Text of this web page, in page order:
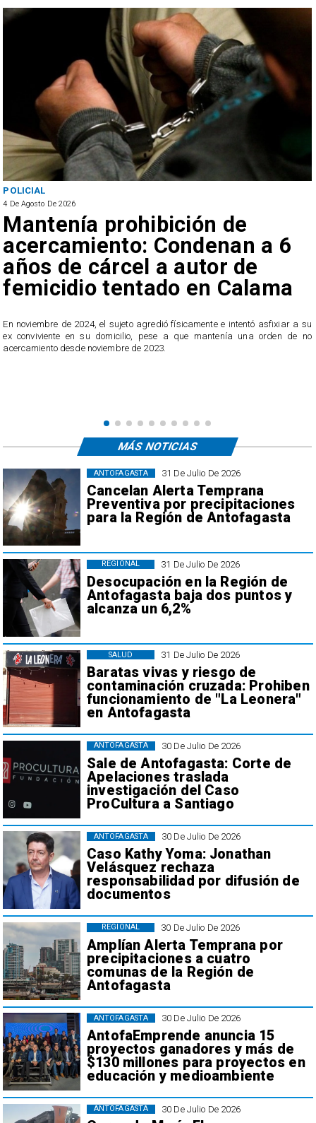
POLICIAL
4 De Agosto De 2026
Mantenía prohibición de
acercamiento: Condenan a 6
años de cárcel a autor de
femicidio tentado en Calama
En noviembre de 2024, el sujeto agredió físicamente e intentó asfixiar a su
ex conviviente en su domicilio, pese a que mantenía una orden de no
acercamiento desde noviembre de 2023.
31 De Julio De 2026
Cancelan Alerta Temprana
Preventiva por precipitaciones
para la Región de Antofagasta
ANTOFAGASTA
31 De Julio De 2026
Desocupación en la Región de
Antofagasta baja dos puntos y
alcanza un 6,2%
REGIONAL
31 De Julio De 2026
Baratas vivas y riesgo de
contaminación cruzada: Prohiben
funcionamiento de "La Leonera"
en Antofagasta
SALUD
30 De Julio De 2026
Sale de Antofagasta: Corte de
Apelaciones traslada
investigación del Caso
ProCultura a Santiago
ANTOFAGASTA
30 De Julio De 2026
Caso Kathy Yoma: Jonathan
Velásquez rechaza
responsabilidad por difusión de
documentos
ANTOFAGASTA
30 De Julio De 2026
Amplían Alerta Temprana por
precipitaciones a cuatro
comunas de la Región de
Antofagasta
REGIONAL
30 De Julio De 2026
AntofaEmprende anuncia 15
proyectos ganadores y más de
$130 millones para proyectos en
educación y medioambiente
ANTOFAGASTA
30 De Julio De 2026
ANTOFAGASTA
MÁS NOTICIAS